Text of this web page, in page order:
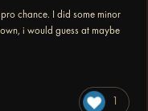
chance. I did some minor
i would guess at maybe
1